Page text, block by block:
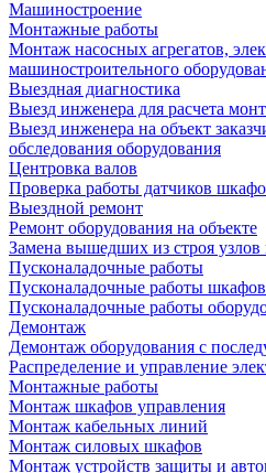
Машиностроение
Монтажные работы
Монтаж насосных агрегатов,
машиностроительного
Выездная диагностика
Выезд инженера для расчета
Выезд инженера на объект
обследования оборудования
Центровка валов
Проверка работы датчиков
Выездной ремонт
Ремонт оборудования на объекте
Замена вышедших из строя узлов
Пусконаладочные работы
Пусконаладочные работы
Пусконаладочные работы
Демонтаж
Демонтаж оборудования с
Распределение и управление
Монтажные работы
Монтаж шкафов управления
Монтаж кабельных линий
Монтаж силовых шкафов
Монтаж устройств защиты и